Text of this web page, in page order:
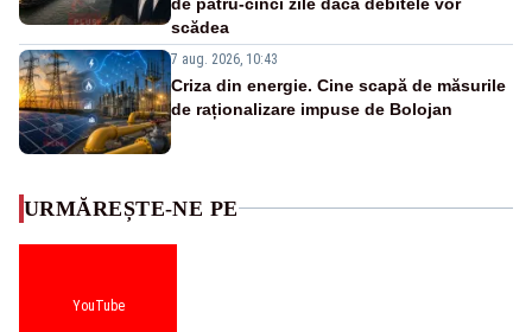
scădea
7 aug. 2026, 10:43
Criza din energie. Cine scapă de măsurile
de raționalizare impuse de Bolojan
URMĂREȘTE-NE PE
YouTube